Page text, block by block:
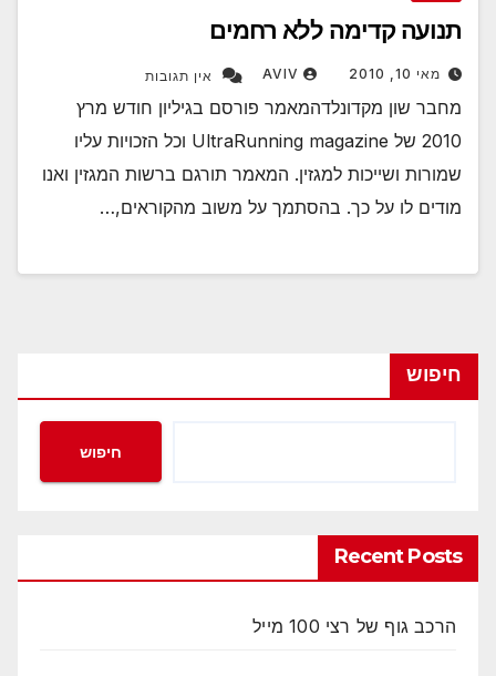
תנועה קדימה ללא רחמים
מאי 10, 2010 AVIV אין תגובות
מחבר שון מקדונלדהמאמר פורסם בגיליון חודש מרץ
2010 של UltraRunning magazine וכל הזכויות עליו
שמורות ושייכות למגזין. המאמר תורגם ברשות המגזין ואנו
מודים לו על כך. בהסתמך על משוב מהקוראים,…
חיפוש
חיפוש
Recent Posts
הרכב גוף של רצי 100 מייל